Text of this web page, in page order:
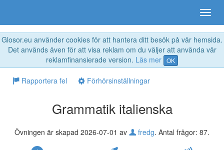
Glosor.eu använder cookies för att hantera ditt besök på vår hemsida.
Det används även för att visa reklam om du väljer att använda vår
reklamfinansierade version. Läs mer OK
Rapportera fel Förhörsinställningar
Grammatik italienska
Övningen är skapad 2026-07-01 av fredg. Antal frågor: 87.